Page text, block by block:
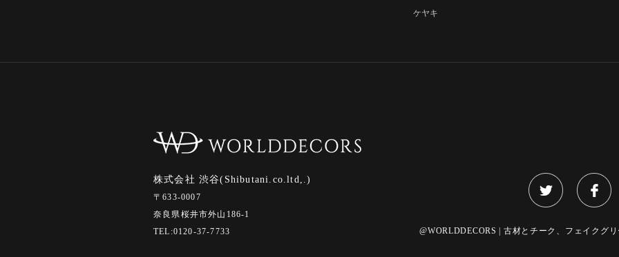
ケヤキ
株式会社 渋谷(Shibutani.co.ltd,.)
〒633-0007
奈良県桜井市外山186-1
TEL:0120-37-7733
@WORLDDECORS | 古材とチーク、フェイクグ